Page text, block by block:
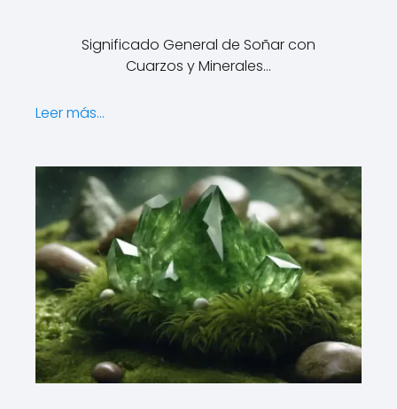
Significado General de Soñar con
Cuarzos y Minerales…
Leer más...